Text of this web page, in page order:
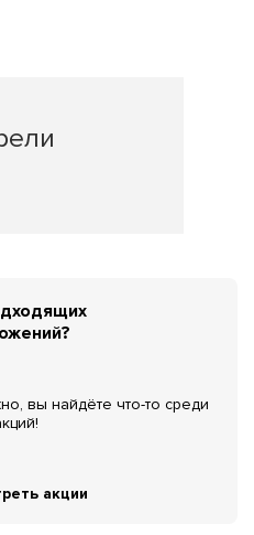
вы найдёте что-то среди
акции